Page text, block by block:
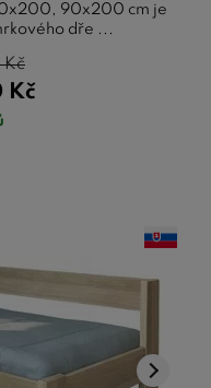
90x200 cm je
dře ...
Kč
Kč